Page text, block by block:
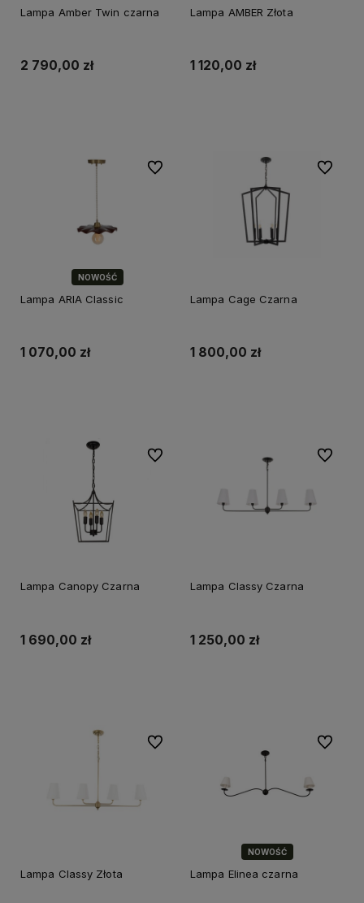
Lampa Amber Twin czarna
2 790,00 zł
Lampa AMBER Złota
1 120,00 zł
NOWOŚĆ
Lampa ARIA Classic
1 070,00 zł
Do ulubionych
Lampa Cage Czarna
1 800,00 zł
Do
Lampa Canopy Czarna
1 690,00 zł
Do ulubionych
Lampa Classy Czarna
1 250,00 zł
Do
Lampa Classy Złota
Do ulubionych
NOWOŚĆ
Lampa Elinea czarna
Do